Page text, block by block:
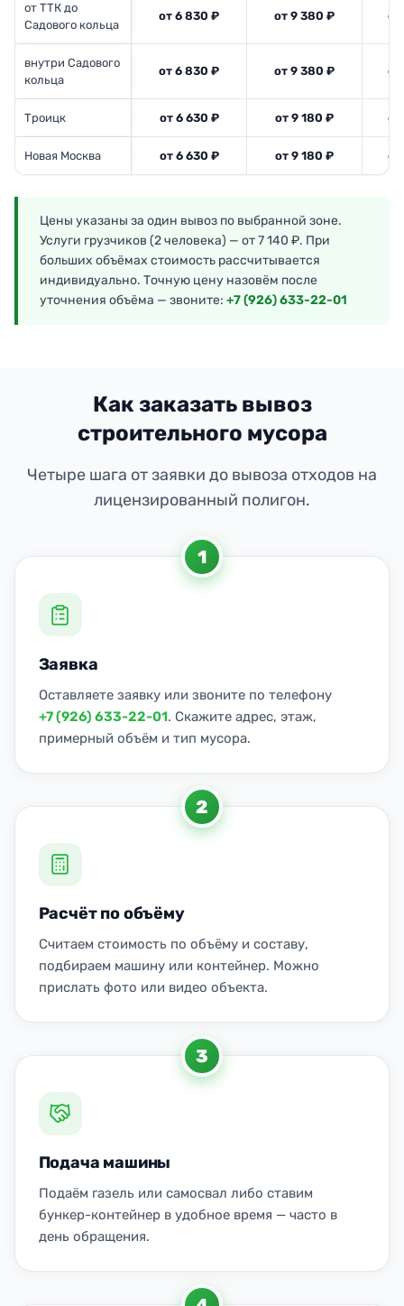
от ТТК до
Садового кольца
от 6 830 ₽ от 9 380 ₽ от
внутри Садового
кольца
от 6 830 ₽ от 9 380 ₽ от
Троицк от 6 630 ₽ от 9 180 ₽ от
Новая Москва от 6 630 ₽ от 9 180 ₽ от
Цены указаны за один вывоз по выбранной зоне.
Услуги грузчиков (2 человека) — от 7 140 ₽. При
больших объёмах стоимость рассчитывается
индивидуально. Точную цену назовём после
уточнения объёма — звоните: +7 (926) 633-22-01
Как заказать вывоз
строительного мусора
Четыре шага от заявки до вывоза отходов на
лицензированный полигон.
1
Заявка
Оставляете заявку или звоните по телефону
+7 (926) 633-22-01. Скажите адрес, этаж,
примерный объём и тип мусора.
2
Расчёт по объёму
Считаем стоимость по объёму и составу,
подбираем машину или контейнер. Можно
прислать фото или видео объекта.
3
Подача машины
Подаём газель или самосвал либо ставим
бункер-контейнер в удобное время — часто в
день обращения.